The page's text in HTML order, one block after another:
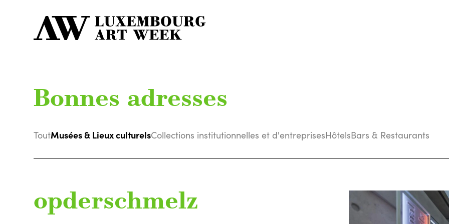
Bonnes adresses
ToutMusées & Lieux culturelsCollections institutionnelles et d'entreprisesHôtelsBars & Restaurants
opderschmelz